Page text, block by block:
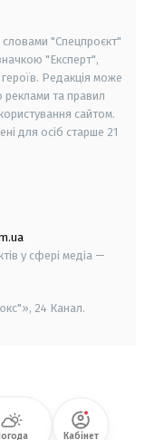
словами "Спецпроєкт"
"Експерт",
Редакція може
реклами та правил
сайтом.
для осіб старше 21
у сфері медіа —
24 Канал.
Кабінет